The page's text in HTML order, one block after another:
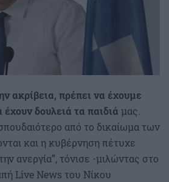
ακρίβεια, πρέπει να έχουμε
δουλειά τα παιδιά μας.
από το δικαίωμα των
και η κυβέρνηση πέτυχε
ανεργία”, τόνισε -μιλώντας στο
Live News του Νίκου